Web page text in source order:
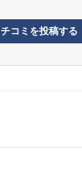
コミを投稿する